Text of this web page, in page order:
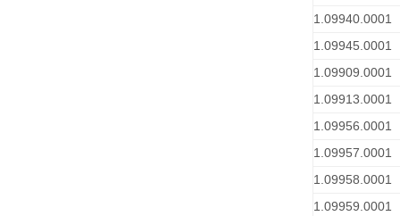
1.09940.0001
1.09945.0001
1.09909.0001
1.09913.0001
1.09956.0001
1.09957.0001
1.09958.0001
1.09959.0001